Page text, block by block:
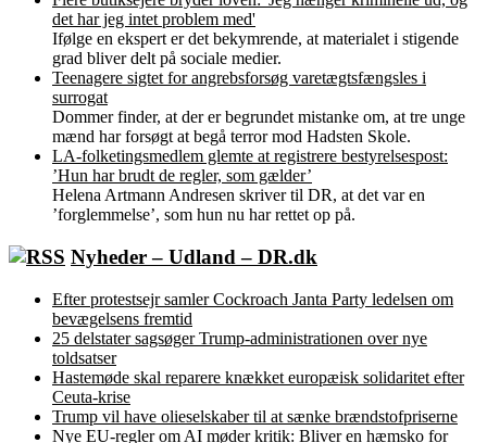
det har jeg intet problem med'
Ifølge en ekspert er det bekymrende, at materialet i stigende
grad bliver delt på sociale medier.
Teenagere sigtet for angrebsforsøg varetægtsfængsles i
surrogat
Dommer finder, at der er begrundet mistanke om, at tre unge
mænd har forsøgt at begå terror mod Hadsten Skole.
LA-folketingsmedlem glemte at registrere bestyrelsespost:
’Hun har brudt de regler, som gælder’
Helena Artmann Andresen skriver til DR, at det var en
’forglemmelse’, som hun nu har rettet op på.
Nyheder – Udland – DR.dk
Efter protestsejr samler Cockroach Janta Party ledelsen om
bevægelsens fremtid
25 delstater sagsøger Trump-administrationen over nye
toldsatser
Hastemøde skal reparere knækket europæisk solidaritet efter
Ceuta-krise
Trump vil have olieselskaber til at sænke brændstofpriserne
Nye EU-regler om AI møder kritik: Bliver en hæmsko for